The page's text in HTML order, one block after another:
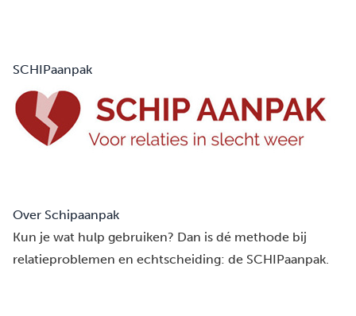
SCHIPaanpak
Over Schipaanpak
Kun je wat hulp gebruiken? Dan is dé methode bij
relatieproblemen en echtscheiding: de SCHIPaanpak.